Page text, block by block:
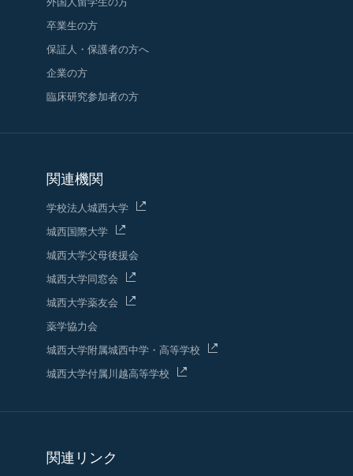
卒業生の方
保証人・保護者の方へ
企業の方
臨床研究参加者の方
関連機関
学校法人城西大学
城西国際大学
城西大学父母後援会
城西大学同窓会
城西大学薬友会
薬学協力会
城西大学附属城西中学・高等学校
城西大学付属川越高等学校
関連リンク